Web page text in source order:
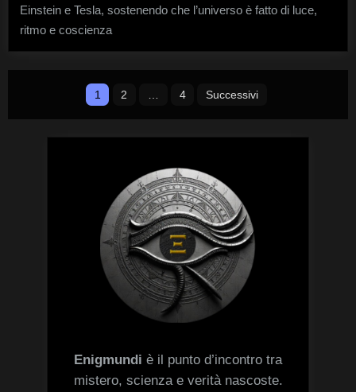
e
Einstein e Tesla, sostenendo che l’universo è fatto di luce,
ritmo e coscienza
Paginazione
1 2 4 Successivi
Enigmundi è il punto d’incontro tra
mistero, scienza e verità nascoste.